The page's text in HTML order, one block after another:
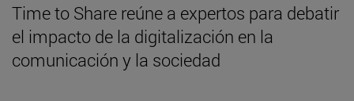
Time to Share reúne a expertos para debatir
el impacto de la digitalización en la
comunicación y la sociedad